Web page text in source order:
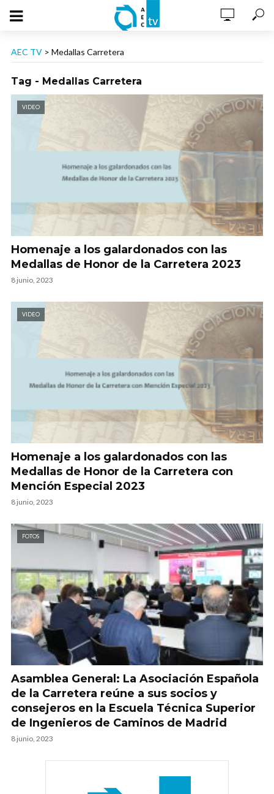
AEC TV > Medallas Carretera
Tag - Medallas Carretera
VIDEO
Homenaje a los galardonados con las
Medallas de Honor de la Carretera 2023
8 junio, 2023
VIDEO
Homenaje a los galardonados con las
Medallas de Honor de la Carretera con
Mención Especial 2023
8 junio, 2023
FOTOS
Asamblea General: La Asociación Española
de la Carretera reúne a sus socios y
consejeros en la Escuela Técnica Superior
de Ingenieros de Caminos de Madrid
8 junio, 2023